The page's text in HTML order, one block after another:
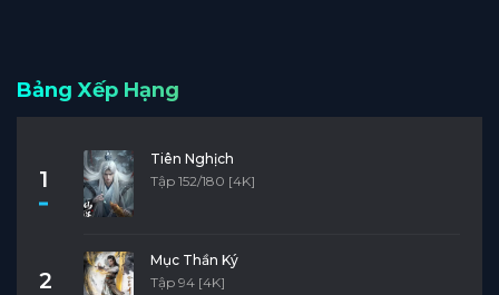
Bảng Xếp Hạng
1
Tiên Nghịch
Tập 152/180 [4K]
2
Mục Thần Ký
Tập 94 [4K]